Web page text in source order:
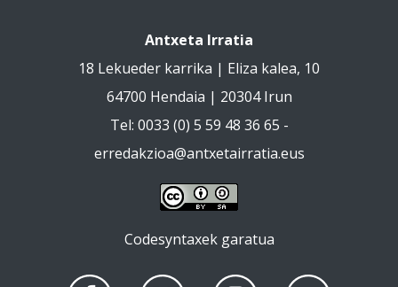
Antxeta Irratia
18 Lekueder karrika | Eliza kalea, 10
64700 Hendaia | 20304 Irun
Tel: 0033 (0) 5 59 48 36 65 -
erredakzioa@antxetairratia.eus
Codesyntaxek garatua